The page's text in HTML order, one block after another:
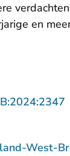
en
West-